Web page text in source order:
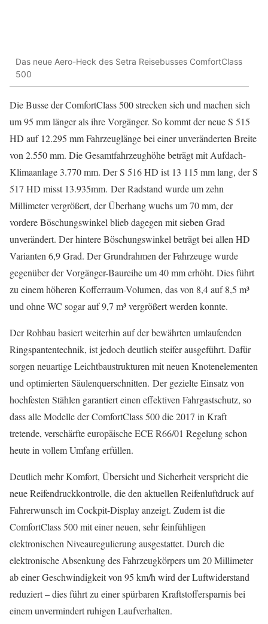
Das neue Aero-Heck des Setra Reisebusses ComfortClass
500
Die Busse der ComfortClass 500 strecken sich und machen sich
um 95 mm länger als ihre Vorgänger. So kommt der neue S 515
HD auf 12.295 mm Fahrzeuglänge bei einer unveränderten Breite
von 2.550 mm. Die Gesamtfahrzeughöhe beträgt mit Aufdach-
Klimaanlage 3.770 mm. Der S 516 HD ist 13 115 mm lang, der S
517 HD misst 13.935mm. Der Radstand wurde um zehn
Millimeter vergrößert, der Überhang wuchs um 70 mm, der
vordere Böschungswinkel blieb dagegen mit sieben Grad
unverändert. Der hintere Böschungswinkel beträgt bei allen HD
Varianten 6,9 Grad. Der Grundrahmen der Fahrzeuge wurde
gegenüber der Vorgänger-Baureihe um 40 mm erhöht. Dies führt
zu einem höheren Kofferraum-Volumen, das von 8,4 auf 8,5 m³
und ohne WC sogar auf 9,7 m³ vergrößert werden konnte.
Der Rohbau basiert weiterhin auf der bewährten umlaufenden
Ringspantentechnik, ist jedoch deutlich steifer ausgeführt. Dafür
sorgen neuartige Leichtbaustrukturen mit neuen Knotenelementen
und optimierten Säulenquerschnitten. Der gezielte Einsatz von
hochfesten Stählen garantiert einen effektiven Fahrgastschutz, so
dass alle Modelle der ComfortClass 500 die 2017 in Kraft
tretende, verschärfte europäische ECE R66/01 Regelung schon
heute in vollem Umfang erfüllen.
Deutlich mehr Komfort, Übersicht und Sicherheit verspricht die
neue Reifendruckkontrolle, die den aktuellen Reifenluftdruck auf
Fahrerwunsch im Cockpit-Display anzeigt. Zudem ist die
ComfortClass 500 mit einer neuen, sehr feinfühligen
elektronischen Niveauregulierung ausgestattet. Durch die
elektronische Absenkung des Fahrzeugkörpers um 20 Millimeter
ab einer Geschwindigkeit von 95 km/h wird der Luftwiderstand
reduziert – dies führt zu einer spürbaren Kraftstoffersparnis bei
einem unvermindert ruhigen Laufverhalten.